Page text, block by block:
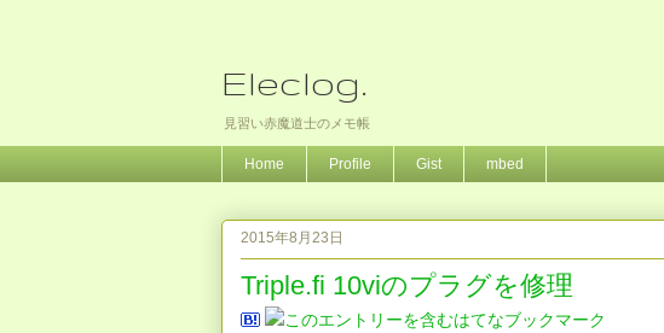
Eleclog.
見習い赤魔道士のメモ帳
Home Profile Gist mbed
2015年8月23日
Triple.fi 10viのプラグを修理